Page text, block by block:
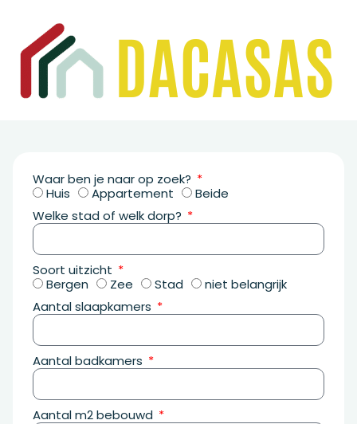
Waar ben je naar op zoek?
Huis
Appartement
Beide
Welke stad of welk dorp?
Soort uitzicht
Bergen
Zee Stad
niet belangrijk
Aantal slaapkamers
Aantal badkamers
Aantal m2 bebouwd